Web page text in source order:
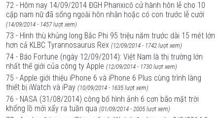
72 - Hôm nay 14/09/2014 ĐGH Phanxicô cử hành hôn lễ cho 10
cặp nam nữ đã sống ngoài hôn nhân hoặc có con trước lễ cưới
(14/09/2014 - 1457 lượt xem)
73 - Hình thù khủng long Bắc Phi 95 triệu năm trước dài 15 mét lớn
hơn cả KLBC Tyrannosaurus Rex (12/09/2014 - 1742 lượt xem)
74 - Báo Fortune (ngày 12/09/2014): Việt Nam là thị trường lớn
nhất thế giới của công ty Apple (12/09/2014 - 1730 lượt xem)
75 - Apple giới thiệu iPhone 6 và iPhone 6 Plus cùng trình làng
thiết bị iWatch và iPay (10/09/2014 - 1635 lượt xem)
76 - NASA (31/08/2014) công bố hình ảnh 6 cơn bão mặt trời
khổng lồ mới xẩy ra tuần qua (01/09/2014 - 2005 lượt xem)